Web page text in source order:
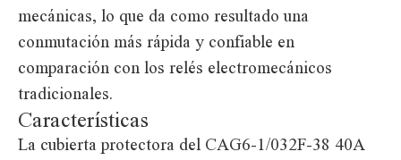
mecánicas, lo que da como resultado una
conmutación más rápida y confiable en
comparación con los relés electromecánicos
tradicionales.
Características
La cubierta protectora del CAG6-1/032F-38 40A